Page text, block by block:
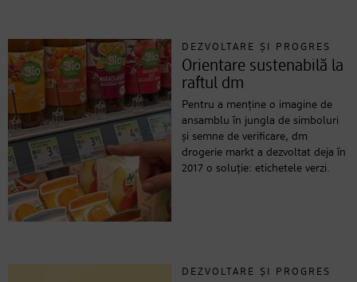
DEZVOLTARE ȘI PROGRES
Orientare sustenabilă la
raftul dm
Pentru a menține o imagine de
ansamblu în jungla de simboluri
și semne de verificare, dm
drogerie markt a dezvoltat deja în
2017 o soluție: etichetele verzi.
DEZVOLTARE ȘI PROGRES